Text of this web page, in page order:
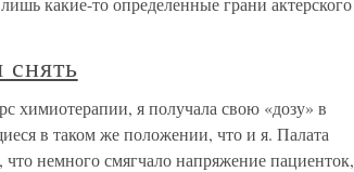
снять
химиотерапии, я получала свою «дозу» в
в таком же положении, что и я. Палата
немного смягчало напряжение пациенток,